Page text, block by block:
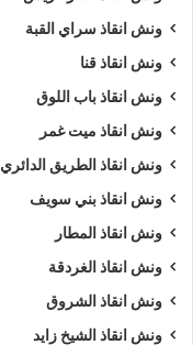
ونش انقاذ سراي القبة
ونش انقاذ قنا
ونش انقاذ باب اللوق
ونش انقاذ ميت غمر
ونش انقاذ الطريق الدائري
ونش انقاذ بني سويف
ونش انقاذ المطار
ونش انقاذ الغردقة
ونش انقاذ الشروق
ونش انقاذ الشيخ زايد